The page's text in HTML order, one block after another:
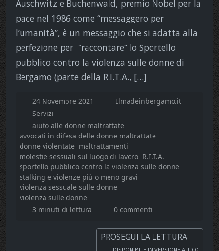
Auschwitz e Buchenwald, premio Nobel per la
pace nel 1986 come “messaggero per
l’umanità”, è un messaggio che si adatta alla
perfezione per “raccontare” lo Sportello
pubblico contro la violenza sulle donne di
Bergamo (parte della R.I.T.A., […]
24 Novembre 2021
Ilmadeinbergamo.it
Servizi
aiuto alle donne maltrattate
avvocati in difesa delle donne maltrattate
donne violentate maltrattamenti
molestie sessuali sul luogo di lavoro R.I.T.A.
sportello pubblico contro la violenza sulle donne
stalking e violenze più o meno gravi
violenza sessuale sulle donne
violenza sulle donne
3 minuti di lettura
0 commenti
PROSEGUI LA LETTURA
DISPONIBILE IN VERSIONE AUDIO